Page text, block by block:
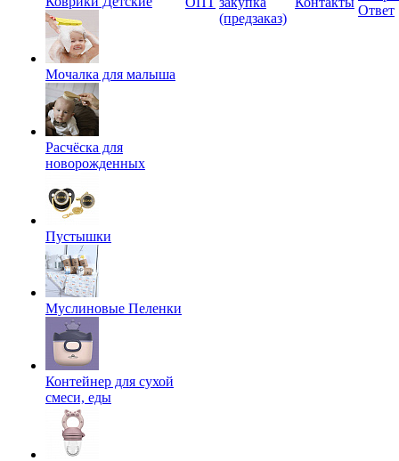
Мочалка для малыша
Расчёска для
новорожденных
Пустышки
Муслиновые Пеленки
Контейнер для сухой
смеси, еды
(предзаказ)
Ответ